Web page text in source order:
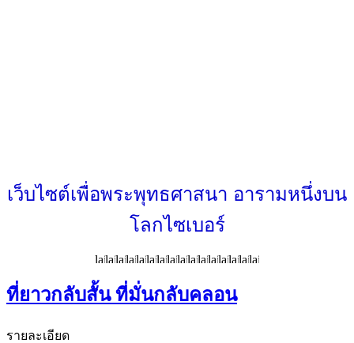
เว็บไซต์เพื่อพระพุทธศาสนา อารามหนึ่งบน
โลกไซเบอร์
ที่ยาวกลับสั้น ที่มั่นกลับคลอน
รายละเอียด